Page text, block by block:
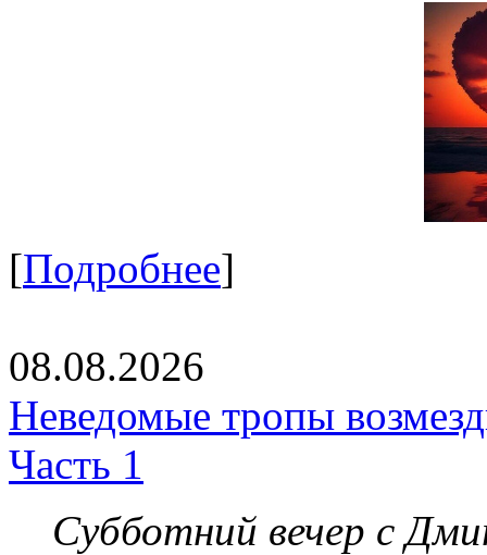
[Подробнее]
08.08.2026
Неведомые тропы
Часть 1
Субботний вечер с